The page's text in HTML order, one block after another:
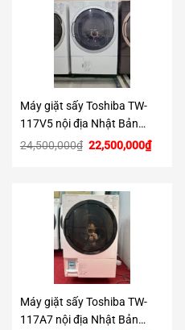
Máy giặt sấy Toshiba TW-
117V5 nội địa Nhật Bản
(hàng lướt)
24,500,000₫ Giá
gốc
22,500,000₫Giá
hiện
Máy giặt sấy Toshiba TW-
117A7 nội địa Nhật Bản